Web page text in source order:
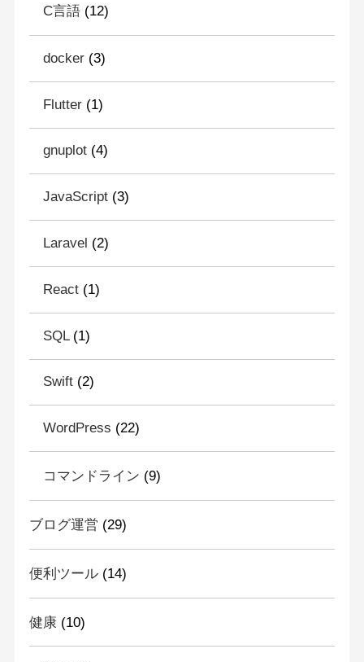
C言語(12)
docker(3)
Flutter(1)
gnuplot(4)
JavaScript(3)
Laravel (2)
React(1)
SQL(1)
Swift(2)
WordPress (22)
コマンドライン (9)
ブログ運営 (29)
便利ツール(14)
健康(10)